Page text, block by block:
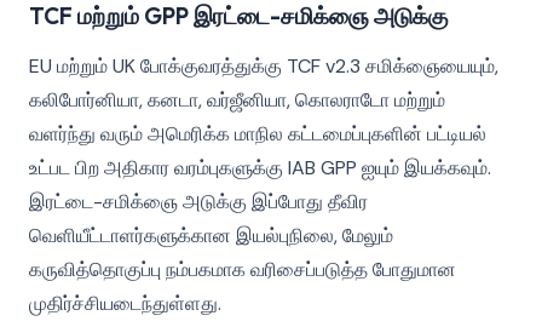
TCF மற்றும் GPP இரட்டை-சமிக்ஞை அடுக்கு
EU மற்றும் UK போக்குவரத்துக்கு TCF v2.3 சமிக்ஞையையும்,
கலிபோர்னியா, கனடா, வர்ஜீனியா, கொலராடோ மற்றும்
வளர்ந்து வரும் அமெரிக்க மாநில கட்டமைப்புகளின் பட்டியல்
உட்பட பிற அதிகார வரம்புகளுக்கு IAB GPP ஐயும் இயக்கவும்.
இரட்டை-சமிக்ஞை அடுக்கு இப்போது தீவிர
வெளியீட்டாளர்களுக்கான இயல்புநிலை, மேலும்
கருவித்தொகுப்பு நம்பகமாக வரிசைப்படுத்த போதுமான
முதிர்ச்சியடைந்துள்ளது.